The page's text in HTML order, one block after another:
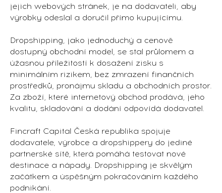
jejich webových stránek, je na dodavateli, aby
výrobky odeslal a doručil přímo kupujícímu.
Dropshipping, jako jednoduchý a cenově
dostupný obchodní model, se stal průlomem a
úžasnou příležitostí k dosažení zisku s
minimálním rizikem, bez zmrazení finančních
prostředků, pronájmu skladu a obchodních prostor.
Za zboží, které internetový obchod prodává, jeho
kvalitu, skladování a dodání odpovídá dodavatel.
Fincraft Capital Česká republika spojuje
dodavatele, výrobce a dropshippery do jediné
partnerské sítě, která pomáhá testovat nové
destinace a nápady. Dropshipping je skvělým
začátkem a úspěšným pokračováním každého
podnikání.